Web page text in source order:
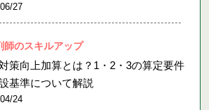
27
師のスキルアップ
策向上加算とは？1・2・3の算定要件
基準について解説
24